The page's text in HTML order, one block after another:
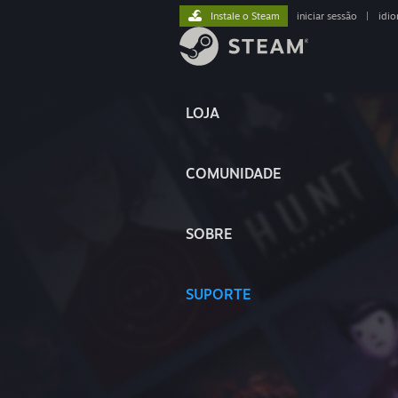
LOJA
COMUNIDADE
SOBRE
SUPORTE
Instale o Steam iniciar sessão